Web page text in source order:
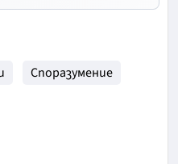
Споразумение